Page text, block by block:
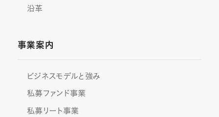
沿革
事業案内
ビジネスモデルと強み
私募ファンド事業
私募リート事業